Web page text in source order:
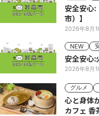
安全安心:
市）】
2026年8月
NEW
安全安心:
2026年8月
グルメ
心と身体
カフェ 香